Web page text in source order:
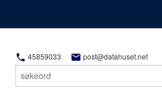
45859033 post@datahuset.net